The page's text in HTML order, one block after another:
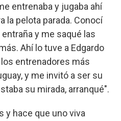
entrenaba y jugaba ahí
la pelota parada. Conocí
y me saqué las
Ahí lo tuve a Edgardo
entrenadores más
y me invitó a ser su
su mirada, arranqué".
y hace que uno viva